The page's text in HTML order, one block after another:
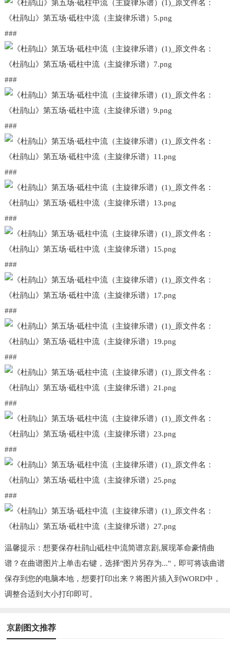
###
###
###
###
###
###
###
###
###
###
###
温馨提示：想要保存杜鹃山砥柱中流简谱京剧,展现革命豪情曲
谱？在曲谱图片上单击右键，选择"图片另存为..."，即可将该曲谱
保存到您的电脑本地，想要打印出来？将图片插入到WORD中，
调整合适到大小打印即可。
京剧图文推荐